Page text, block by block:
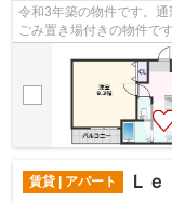
令和3年築の物件です。
ごみ置き場付きの物件で
方に嬉しい駅から徒歩9分
賃貸 | アパート Ｌ